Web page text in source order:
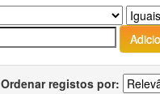
Ordenar registos por: